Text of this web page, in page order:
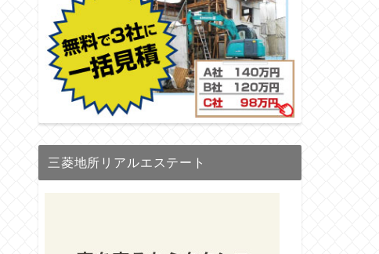
三菱地所リアルエステート